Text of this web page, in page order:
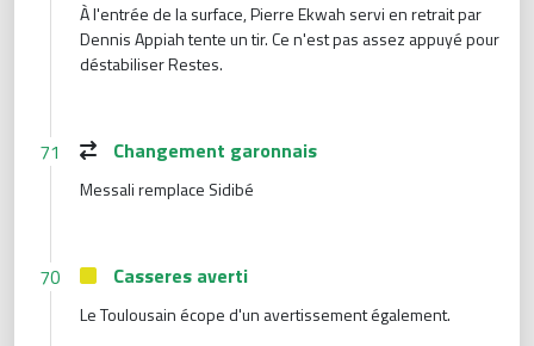
À l'entrée de la surface, Pierre Ekwah servi en retrait par
Dennis Appiah tente un tir. Ce n'est pas assez appuyé pour
déstabiliser Restes.
71 Changement garonnais
Messali remplace Sidibé
70 Casseres averti
Le Toulousain écope d'un avertissement également.